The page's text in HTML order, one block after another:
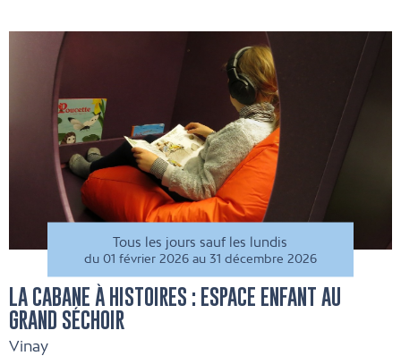
Tous les jours sauf les lundis
du 01 février 2026 au 31 décembre 2026
LA CABANE À HISTOIRES : ESPACE ENFANT AU
GRAND SÉCHOIR
Vinay